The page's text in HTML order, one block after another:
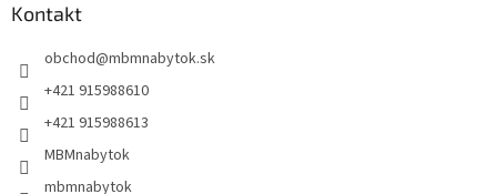
Kontakt
obchod@mbmnabytok.sk
+421 915988610
+421 915988613
MBMnabytok
mbmnabytok